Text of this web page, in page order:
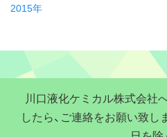
2015年
川口液化ケミカル株式会社
したら、ご連絡をお願い致し